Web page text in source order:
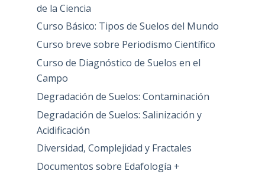
de la Ciencia
Curso Básico: Tipos de Suelos del Mundo
Curso breve sobre Periodismo Científico
Curso de Diagnóstico de Suelos en el
Campo
Degradación de Suelos: Contaminación
Degradación de Suelos: Salinización y
Acidificación
Diversidad, Complejidad y Fractales
Documentos sobre Edafología +